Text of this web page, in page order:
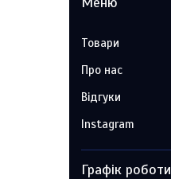
Товари
Про нас
Відгуки
Instagram
Графік роботи